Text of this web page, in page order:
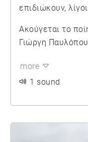
επιδιώκουν,
Ακούγεται το
Γιώργη
more
1 sound